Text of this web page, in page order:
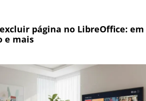
página no LibreOffice: em
e mais